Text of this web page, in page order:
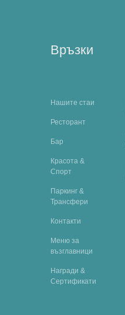
Връзки
Нашите стаи
Ресторант
Бар
Красота &
Спорт
Паркинг &
Трансфери
Контакти
Меню за
възглавници
Награди &
Сертификати